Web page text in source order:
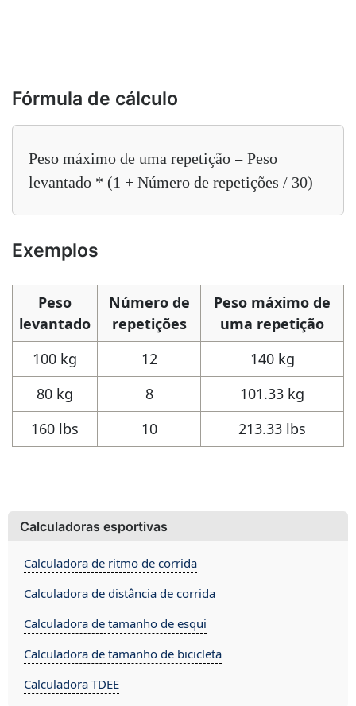
Fórmula de cálculo
Peso máximo de uma repetição = Peso
levantado * (1 + Número de repetições / 30)
Exemplos
Peso
levantado
Número de
repetições
Peso máximo de
uma repetição
100 kg
12
140 kg
80 kg
8
101.33 kg
160 lbs
10 213.33 lbs
Calculadoras esportivas
Calculadora de ritmo de corrida
Calculadora de distância de corrida
Calculadora de tamanho de esqui
Calculadora de tamanho de bicicleta
Calculadora TDEE